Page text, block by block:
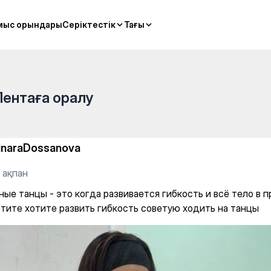
орындарыСеріктестік Тағы
орындарыСеріктестік Тағы
гибкость и
оралу
ақпан
танцы - это когда развивается гибкость и всё тело в
хотите развить гибкость советую ходить на танцы